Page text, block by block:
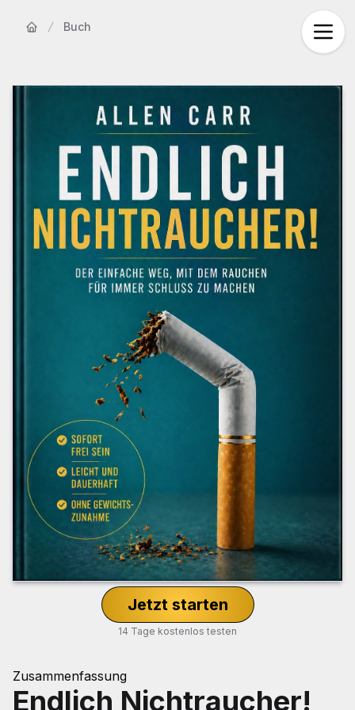
Buch
Zusammenfassung
Endlich Nichtraucher!
Jetzt starten
14 Tage kostenlos testen